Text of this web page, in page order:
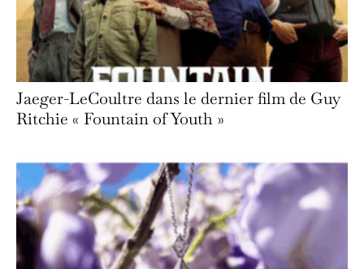
Jaeger-LeCoultre dans le dernier film de Guy
Ritchie « Fountain of Youth »